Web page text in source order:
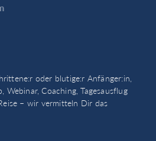
oder blutige:r Anfänger:in,
Webinar, Coaching, Tagesausflug
– wir vermitteln Dir das